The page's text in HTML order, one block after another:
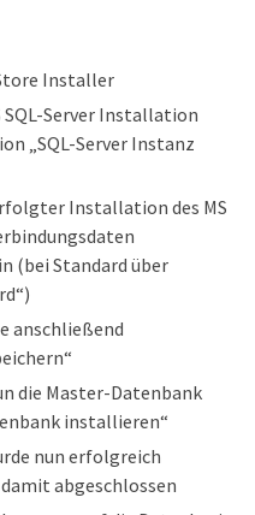
Installer
SQL-Server Installation
„SQL-Server Instanz
Installation des MS
(bei Standard über
anschließend
die Master-Datenbank
installieren“
nun erfolgreich
abgeschlossen